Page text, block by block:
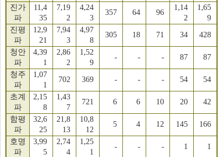
진가
파
11,4
35
7,19
2
4,24
3
357 64 96
1,14
2
1,65
9
진평
파
12,9
21
7,94
3
4,97
8
305 18 71 34 428
청안
파
4,39
1
2,86
2
1,52
9
- - - 87 87
청주
파
1,07
1
702 369 - - - 54 54
초계
파
2,15
8
1,43
7
721 6 6 10 20 42
함평
파
32,6
25
21,8
13
10,8
12
5 4 12 145 166
호명
파
3,99
5
2,74
4
1,25
1
- - - 1 1